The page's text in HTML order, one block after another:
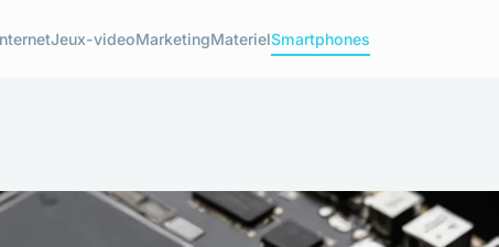
Jeux-videoMarketingMaterielSmartphones